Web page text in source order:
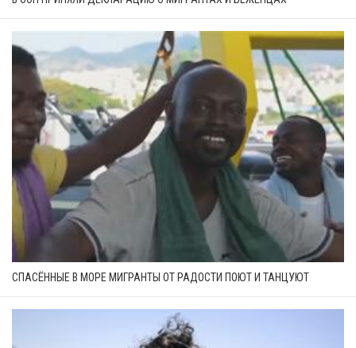
СПАСЁННЫЕ В МОРЕ МИГРАНТЫ ОТ РАДОСТИ ПОЮТ И ТАНЦУЮТ